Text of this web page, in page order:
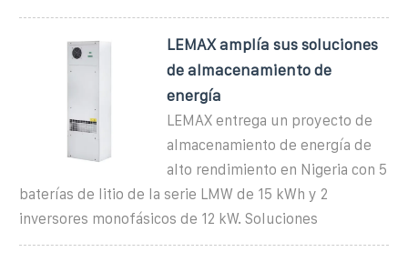
LEMAX amplía sus soluciones
de almacenamiento de
energía
LEMAX entrega un proyecto de
almacenamiento de energía de
alto rendimiento en Nigeria con 5
baterías de litio de la serie LMW de 15 kWh y 2
inversores monofásicos de 12 kW. Soluciones